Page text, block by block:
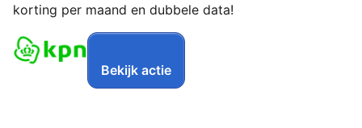
korting per maand en dubbele data!
Bekijk actie